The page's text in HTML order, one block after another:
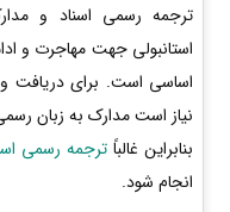
ترجمه رسمی اسناد و
استانبولی جهت مهاجرت و
اساسی است. برای دریافت
نیاز است مدارک به زبان
بنابراین غالباًترجمه رسمی
انجام شود.